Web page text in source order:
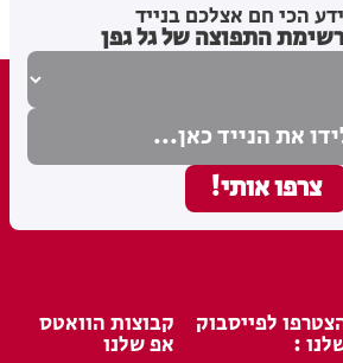
הכי חם אצלכם בנייד
התפוצה של גל גפן
לפייסבוק
:
קבוצות הוואטס
אפ שלנו